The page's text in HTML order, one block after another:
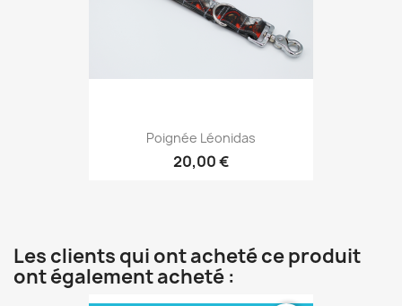
Poignée Léonidas
20,00 €
Les clients qui ont acheté ce produit
ont également acheté :